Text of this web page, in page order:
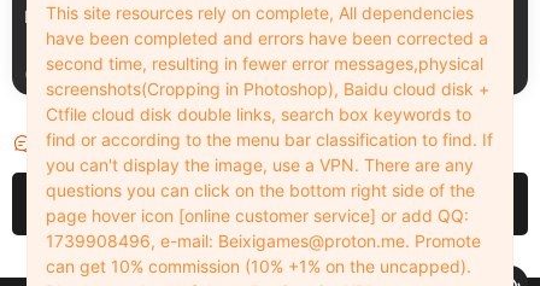
Monica_2_2_2
2天前
Lizhen2025
2天前
评论 0
请先登录
This site resources rely on complete, All dependencies
have been completed and errors have been corrected a
second time, resulting in fewer error messages,physical
screenshots(Cropping in Photoshop), Baidu cloud disk +
Ctfile cloud disk double links, search box keywords to
find or according to the menu bar classification to find. If
you can't display the image, use a VPN. There are any
questions you can click on the bottom right side of the
page hover icon [online customer service] or add QQ:
1739908496, e-mail: Beixigames@proton.me. Promote
can get 10% commission (10% +1% on the uncapped).